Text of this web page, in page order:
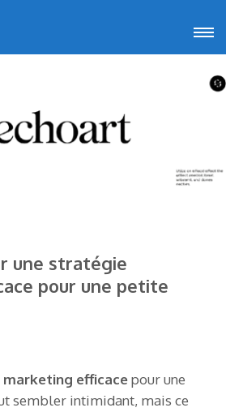
une stratégie
pour une petite
efficacepour une
sembler intimidant, mais ce